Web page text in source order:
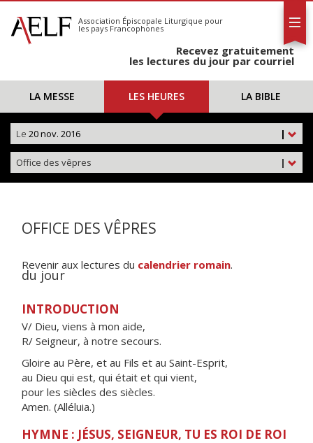
S'abonner
Calendrier
Association Épiscopale Liturgique pour
les pays Francophones
Recevez gratuitement
les lectures du jour par courriel
LA MESSE LES HEURES LA BIBLE
|
Le 20 nov. 2016
|
Office des vêpres
OFFICE DES VÊPRES
Revenir aux lectures du calendrier romain.
du jour
INTRODUCTION
V/ Dieu, viens à mon aide,
R/ Seigneur, à notre secours.
Gloire au Père, et au Fils et au Saint-Esprit,
au Dieu qui est, qui était et qui vient,
pour les siècles des siècles.
Amen. (Alléluia.)
HYMNE : JÉSUS, SEIGNEUR, TU ES ROI DE ROI